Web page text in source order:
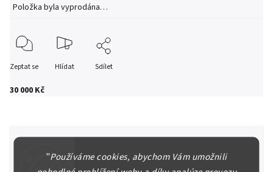
"Používáme cookies, abychom Vám umožnili
30 000 Kč
Položka byla vyprodána…
Zeptat se Hlídat Sdílet